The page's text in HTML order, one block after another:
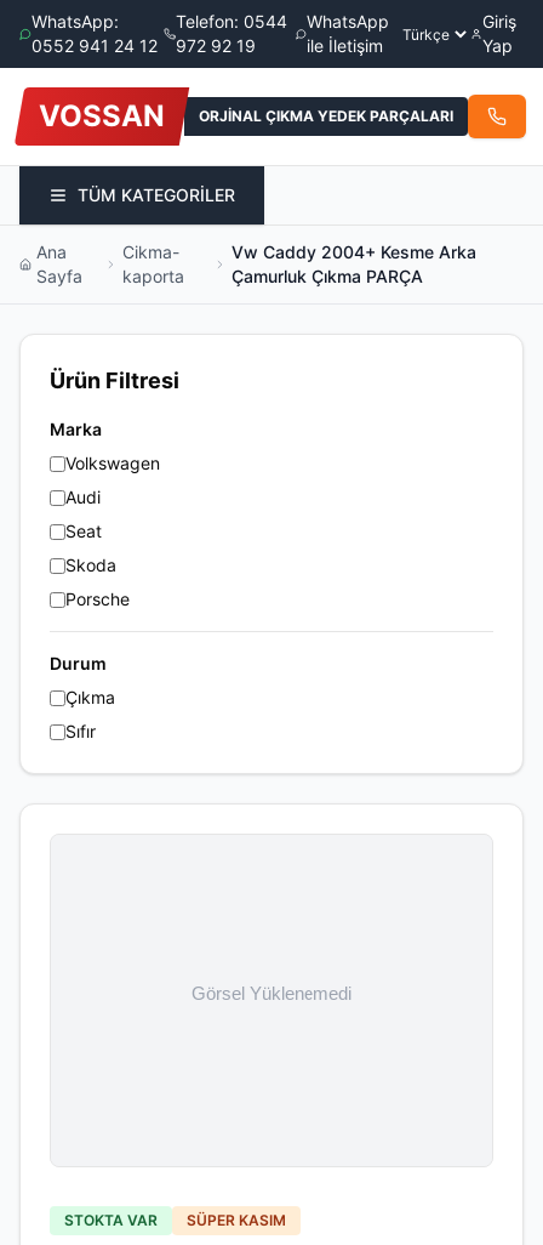
WhatsApp:
0552 941 24 12
Telefon: 0544
972 92 19
WhatsApp
ile İletişim
Giriş
Yap
VOSSAN ORJİNAL ÇIKMA YEDEK PARÇALARI
TÜM KATEGORİLER
Ana
Sayfa
Cikma-
kaporta
Vw Caddy 2004+ Kesme Arka
Çamurluk Çıkma PARÇA
Ürün Filtresi
Marka
Volkswagen
Audi
Seat
Skoda
Porsche
Durum
Çıkma
Sıfır
STOKTA VAR SÜPER KASIM